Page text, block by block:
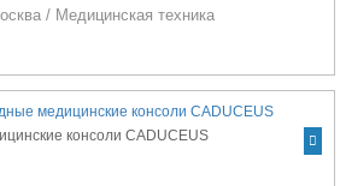
/ Медицинская техника
консоли CADUCEUS